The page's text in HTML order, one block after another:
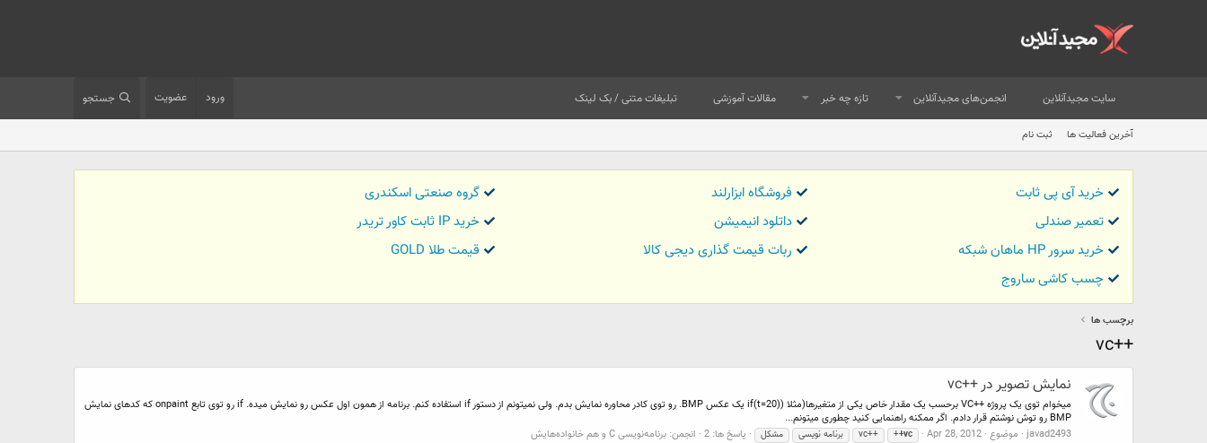
سایت مجیدآنلاین انجمن‌های مجیدآنلاین تازه چه خبر مقالات آموزشی تبلیغات متنی / بک لینک ورود عضویت جستجو
آخرین فعالیت ها ثبت نام
خرید آی پی ثابت فروشگاه ابزارلند
گروه صنعتی اسکندری
تعمیر صندلی
داتلود انیمیشن
خرید IP ثابت کاور تریدر
خرید سرور HP ماهان شبکه
ربات قیمت گذاری دیجی کالا
قیمت طلا GOLD
چسب کاشی ساروج
برچسب ها
++vc
نمایش تصویر در ++vc
میخوام توی یک پروژه ++VC برحسب یک مقدار خاص یکی از متغیرها(مثلا (if(t=20) یک عکس BMP. رو توی کادر محاوره نمایش بدم. ولی نمیتونم از دستور if استفاده کنم. برنامه از همون اول عکس رو نمایش میده. if رو توی تابع onpaint که کدهای نمایش
BMP رو توش نوشتم قرار دادم. اگر ممکنه راهنمایی کنید چطوری میتونم...
javad2493 موضوع Apr 28, 2012
++vc
vc++ برنامه نویسی مشکل پاسخ ها: 2 انجمن: برنامه‌نویسی C و هم خانواده‌هایش